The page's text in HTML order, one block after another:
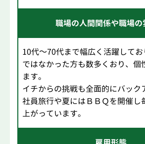
職場の人間関係や職場の
10代～70代まで幅広く活躍して
ではなかった方も数多くおり、個
ます。
イチからの挑戦も全面的にバック
社員旅行や夏にはＢＢＱを開催し
上がっています。